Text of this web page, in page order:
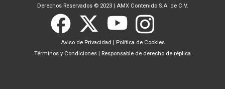
Derechos Reservados © 2023 | AMX Contenido S.A. de C.V.
Aviso de Privacidad | Política de Cookies
Términos y Condiciones | Responsable de derecho de réplica